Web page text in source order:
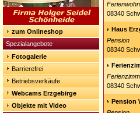
zum Onlineshop
Spezialangebote
Fotogalerie
Barrierefrei
Betriebsverkäufe
Webcams Erzgebirge
Objekte mit Video
08340
Haus
Pension
08340
08340
Pension